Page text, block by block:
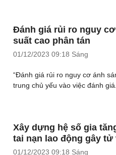
Đánh giá rủi ro nguy
suất cao phân tán
01/12/2023 09:18 Sáng
“Đánh giá rủi ro nguy cơ ánh
trung chủ yếu vào việc đánh
Xây dựng hệ số gia
tai nạn lao động gây
01/12/2023 09:18 Sáng